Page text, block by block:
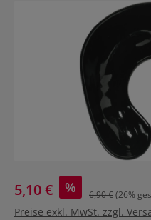
Bildergalerie überspringen
5,10 € % 6,90 €(26%
Preise exkl. MwSt. zzgl.